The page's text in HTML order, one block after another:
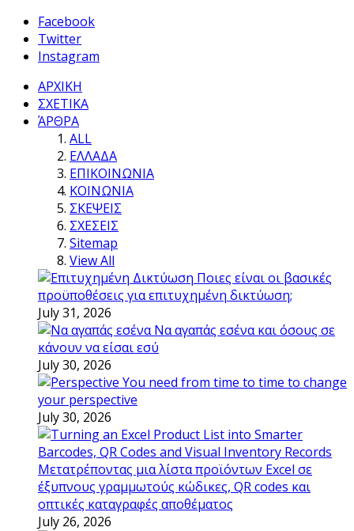
Facebook
Twitter
Instagram
ΑΡΧΙΚΗ
ΣΧΕΤΙΚΑ
ΆΡΘΡΑ
ALL
ΕΛΛΑΔΑ
ΕΠΙΚΟΙΝΩΝΙΑ
ΚΟΙΝΩΝΙΑ
ΣΚΕΨΕΙΣ
ΣΧΕΣΕΙΣ
Sitemap
View All
Ποιες είναι οι βασικές
προϋποθέσεις για επιτυχημένη δικτύωση;
July 31, 2026
Να αγαπάς εσένα και όσους σε
κάνουν να είσαι εσύ
July 30, 2026
You need from time to time to change
your perspective
July 30, 2026
Μετατρέποντας μια λίστα προϊόντων Excel σε
έξυπνους γραμμωτούς κώδικες, QR codes και
οπτικές καταγραφές αποθέματος
July 26, 2026